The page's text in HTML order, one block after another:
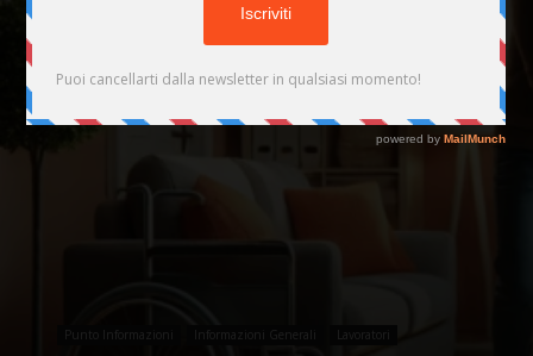
Punto Informazioni Informazioni Generali Lavoratori